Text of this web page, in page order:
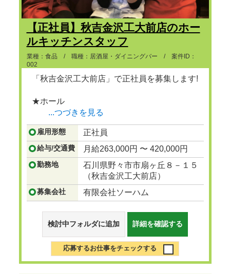
【正社員】秋吉金沢工大前店のホー
ルキッチンスタッフ
業種：食品 / 職種：居酒屋・ダイニングバー / 案件ID：
002
「秋吉金沢工大前店」で正社員を募集します!
★ホール
...つづきを見る
雇用形態 正社員
給与/交通費 月給263,000円 〜 420,000円
勤務地
石川県野々市市扇ヶ丘８－１５
（秋吉金沢工大前店）
募集会社 有限会社ソーハム
検討中フォルダに追加 詳細を確認する
応募するお仕事をチェックする